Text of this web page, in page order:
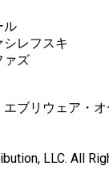
ル
レフスキ
ァズ
エブリウェア・
LLC. All